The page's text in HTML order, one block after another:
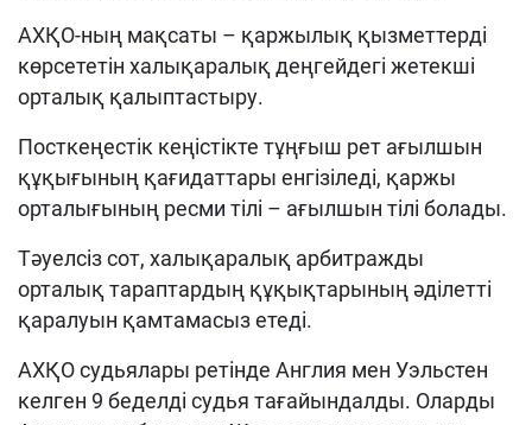
АХҚО-ның мақсаты – қаржылық қызметтерді
көрсететін халықаралық деңгейдегі жетекші
орталық қалыптастыру.
Посткеңестік кеңістікте тұңғыш рет ағылшын
құқығының қағидаттары енгізіледі, қаржы
орталығының ресми тілі – ағылшын тілі болады.
Тәуелсіз сот, халықаралық арбитражды
орталық тараптардың құқықтарының әділетті
қаралуын қамтамасыз етеді.
АХҚО судьялары ретінде Англия мен Уэльстен
келген 9 беделді судья тағайындалды. Оларды